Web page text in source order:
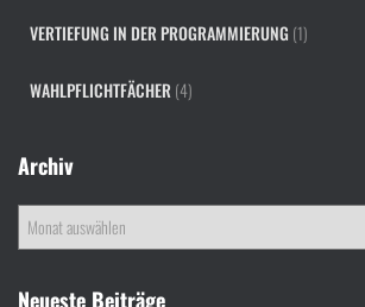
VERTIEFUNG IN DER PROGRAMMIERUNG (1)
WAHLPFLICHTFÄCHER (4)
Archiv
h
Neueste Beiträge